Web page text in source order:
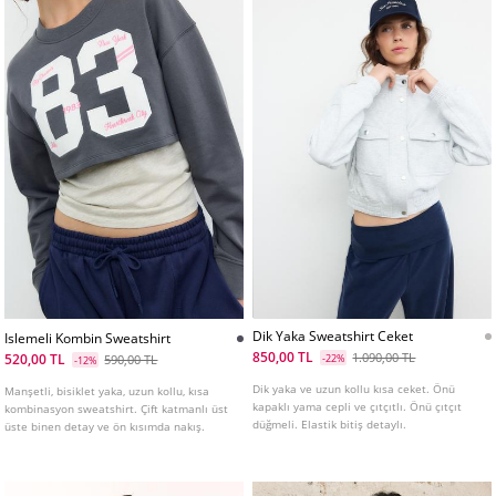
Islemeli Kombin Sweatshirt
520,00 TL
-12% 590,00 TL
Manşetli, bisiklet yaka, uzun kollu, kısa
kombinasyon sweatshirt. Çift katmanlı üst
üste binen detay ve ön kısımda nakış.
Dik Yaka Sweatshirt Ceket
850,00 TL
-22% 1.090,00 TL
Dik yaka ve uzun kollu kısa ceket. Önü
kapaklı yama cepli ve çıtçıtlı. Önü çıtçıt
düğmeli. Elastik bitiş detaylı.